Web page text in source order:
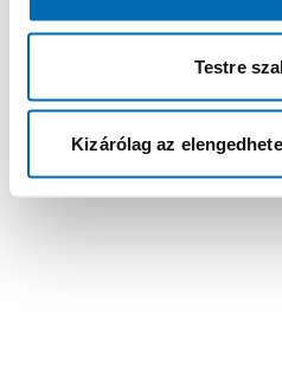
Testre
Kizárólag az